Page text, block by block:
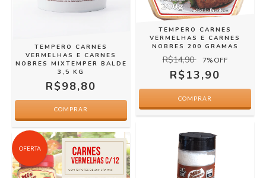
TEMPERO CARNES
VERMELHAS E CARNES
NOBRES MIXTEMPER BALDE
3,5 KG
R$98,80
TEMPERO CARNES
VERMELHAS E CARNES
NOBRES 200 GRAMAS
R$14,90 7% OFF
R$13,90
OFERTA